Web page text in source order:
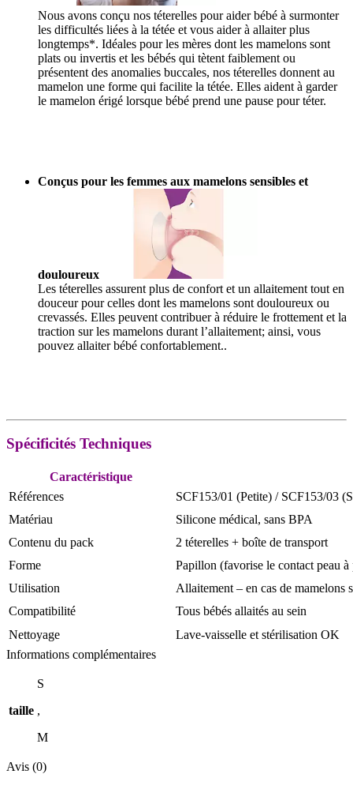
Nous avons conçu nos téterelles pour aider bébé à surmonter
les difficultés liées à la tétée et vous aider à allaiter plus
longtemps*. Idéales pour les mères dont les mamelons sont
plats ou invertis et les bébés qui tètent faiblement ou
présentent des anomalies buccales, nos téterelles donnent au
mamelon une forme qui facilite la tétée. Elles aident à garder
le mamelon érigé lorsque bébé prend une pause pour téter.
Conçus pour les femmes aux mamelons sensibles et
douloureux
Les téterelles assurent plus de confort et un allaitement tout en
douceur pour celles dont les mamelons sont douloureux ou
crevassés. Elles peuvent contribuer à réduire le frottement et la
traction sur les mamelons durant l’allaitement; ainsi, vous
pouvez allaiter bébé confortablement..
Spécificités Techniques
Caractéristique
Références
SCF153/01 (Petite) / SCF153/03
Matériau
Silicone médical, sans BPA
Contenu du pack
2 téterelles + boîte de transport
Forme
Papillon (favorise le contact peau à
Utilisation
Allaitement – en cas de mamelons
Compatibilité
Tous bébés allaités au sein
Nettoyage
Lave-vaisselle et stérilisation OK
Informations complémentaires
taille
S
,
M
Avis (0)